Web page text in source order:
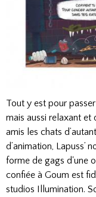
Tout y est pour
mais aussi relaxant et
amis les chats
d’animation, Lapuss’
forme de gags d'une
confiée à Goum est
studios Illumination.